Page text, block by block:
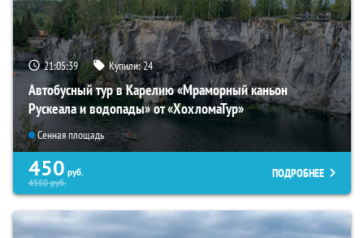
21:05:38 Купили:24
Автобусный тур в Карелию «Мраморный каньон
Рускеала и водопады» от «ХохломаТур»
Сенная площадь
450 руб.
4550руб.
ПОДРОБНЕЕ